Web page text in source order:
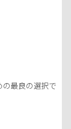
の最良の選択で